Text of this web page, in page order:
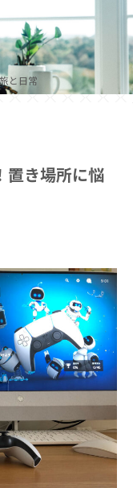
と日常
置き場所に悩